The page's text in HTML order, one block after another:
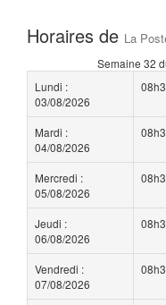
Horaires de La
Semaine 32
Lundi :
03/08/2026
Mardi :
04/08/2026
Mercredi :
05/08/2026
Jeudi :
06/08/2026
Vendredi :
07/08/2026